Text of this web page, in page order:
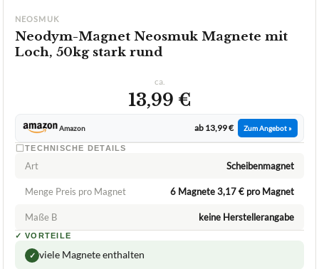
NEOSMUK
Neodym-Magnet Neosmuk Magnete mit
Loch, 50kg stark rund
ca.
13,99 €
Amazon ab 13,99 € Zum Angebot »
TECHNISCHE DETAILS
Art Scheibenmagnet
Menge Preis pro Magnet 6 Magnete 3,17 € pro Magnet
Maße B keine Herstellerangabe
✓ VORTEILE
✓ viele Magnete enthalten